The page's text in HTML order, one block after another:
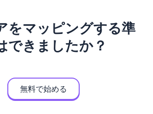
をマッピングする準
できましたか？
無料で始める